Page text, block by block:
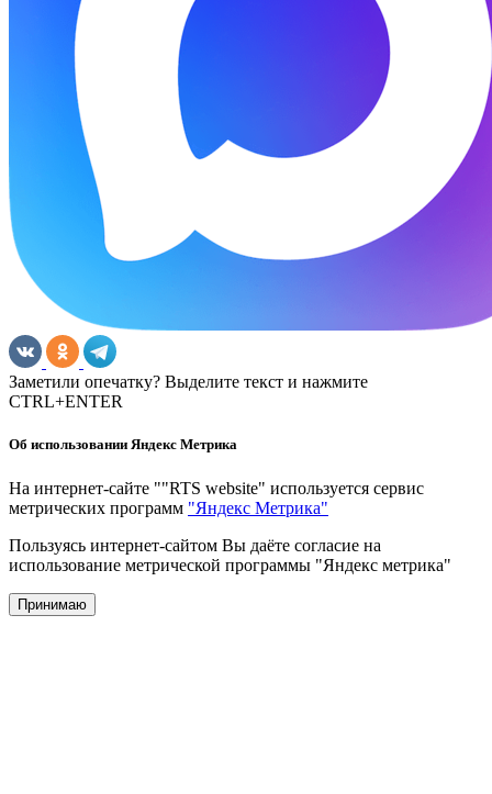
Заметили опечатку? Выделите текст и нажмите
CTRL+ENTER
Об использовании Яндекс Метрика
На интернет-сайте ""RTS website" используется сервис
метрических программ "Яндекс Метрика"
Пользуясь интернет-сайтом Вы даёте согласие на
использование метрической программы "Яндекс метрика"
Принимаю